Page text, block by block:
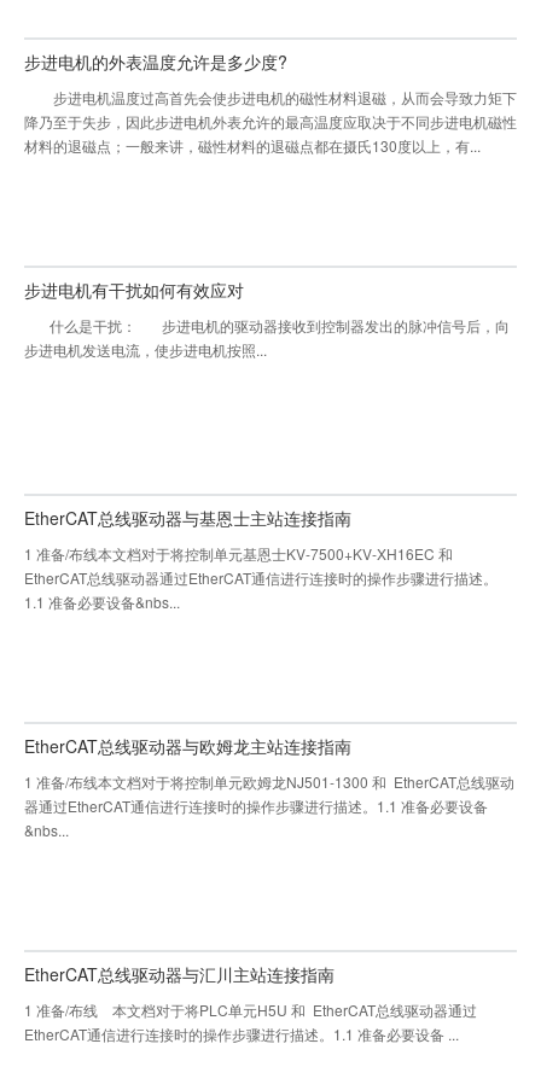
步进电机的外表温度允许是多少度?
步进电机温度过高首先会使步进电机的磁性材料退磁，从而会导致力矩下
降乃至于失步，因此步进电机外表允许的最高温度应取决于不同步进电机磁性
材料的退磁点；一般来讲，磁性材料的退磁点都在摄氏130度以上，有...
步进电机有干扰如何有效应对
什么是干扰： 步进电机的驱动器接收到控制器发出的脉冲信号后，向
步进电机发送电流，使步进电机按照...
EtherCAT总线驱动器与基恩士主站连接指南
1 准备/布线本文档对于将控制单元基恩士KV-7500+KV-XH16EC 和
EtherCAT总线驱动器通过EtherCAT通信进行连接时的操作步骤进行描述。
1.1 准备必要设备&nbs...
EtherCAT总线驱动器与欧姆龙主站连接指南
1 准备/布线本文档对于将控制单元欧姆龙NJ501-1300 和 EtherCAT总线驱动
器通过EtherCAT通信进行连接时的操作步骤进行描述。1.1 准备必要设备
&nbs...
EtherCAT总线驱动器与汇川主站连接指南
1 准备/布线 本文档对于将PLC单元H5U 和 EtherCAT总线驱动器通过
EtherCAT通信进行连接时的操作步骤进行描述。1.1 准备必要设备 ...